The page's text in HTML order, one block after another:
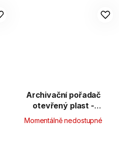
Archivační pořadač
otevřený plast -
modrý tmavě matný
Momentálně nedostupné